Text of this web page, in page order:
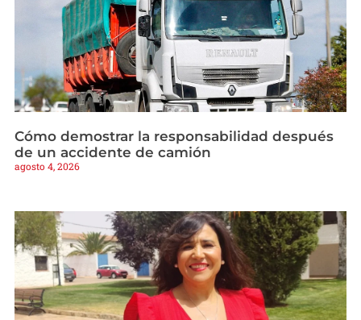
Cómo demostrar la responsabilidad después
de un accidente de camión
agosto 4, 2026